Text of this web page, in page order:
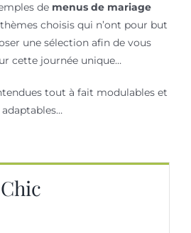
de menus de mariage
choisis qui n’ont pour but
une sélection afin de vous
cette journée unique…
tout à fait modulables et
adaptables…